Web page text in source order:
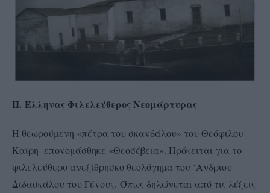
ΙΙ. Έλληνας Φιλελεύθερος Νεομάρτυρας
Η θεωρούμενη «πέτρα του σκανδάλου» του Θεόφιλου
Καϊρη επονομάσθηκε «Θεοσέβεια». Πρόκειται για το
φιλελεύθερο ανεξίθρησκο θεολόγημα του ‘Ανδριου
Διδασκάλου του Γένους. Όπως δηλώνεται από τις λέξεις